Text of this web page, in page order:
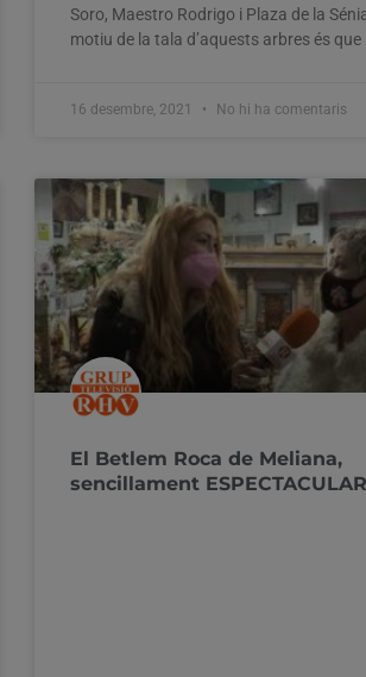
Soro, Maestro Rodrigo i Plaza de la
motiu de la tala d’aquests arbres és que
16 desembre, 2021 No hi ha comentaris
El Betlem Roca de Meliana,
sencillament ESPECTACULAR